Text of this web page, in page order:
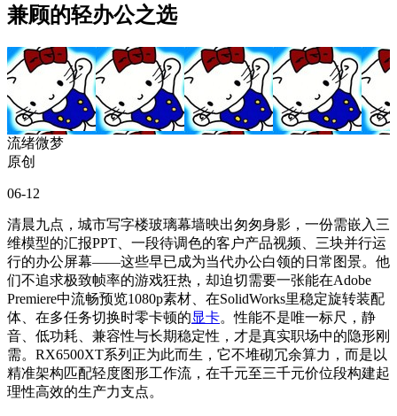
兼顾的轻办公之选
流绪微梦
原创
06-12
清晨九点，城市写字楼玻璃幕墙映出匆匆身影，一份需嵌入三
维模型的汇报PPT、一段待调色的客户产品视频、三块并行运
行的办公屏幕——这些早已成为当代办公白领的日常图景。他
们不追求极致帧率的游戏狂热，却迫切需要一张能在Adobe
Premiere中流畅预览1080p素材、在SolidWorks里稳定旋转装配
体、在多任务切换时零卡顿的显卡。性能不是唯一标尺，静
音、低功耗、兼容性与长期稳定性，才是真实职场中的隐形刚
需。RX6500XT系列正为此而生，它不堆砌冗余算力，而是以
精准架构匹配轻度图形工作流，在千元至三千元价位段构建起
理性高效的生产力支点。